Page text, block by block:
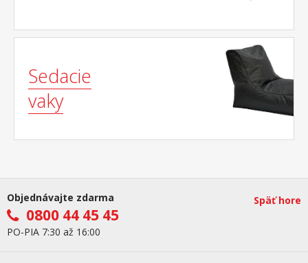
Sedacie
vaky
Objednávajte zdarma
0800 44 45 45
PO-PIA 7:30 až 16:00
Späť hore